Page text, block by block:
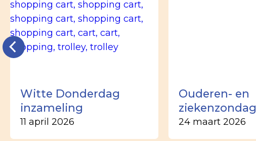
Witte Donderdag
inzameling
11 april 2026
Ouderen- en
ziekenzondag
24 maart 2026